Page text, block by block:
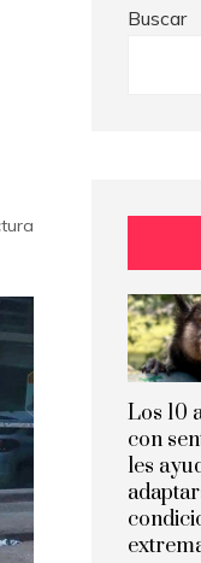
Buscar
Los 10
con
les